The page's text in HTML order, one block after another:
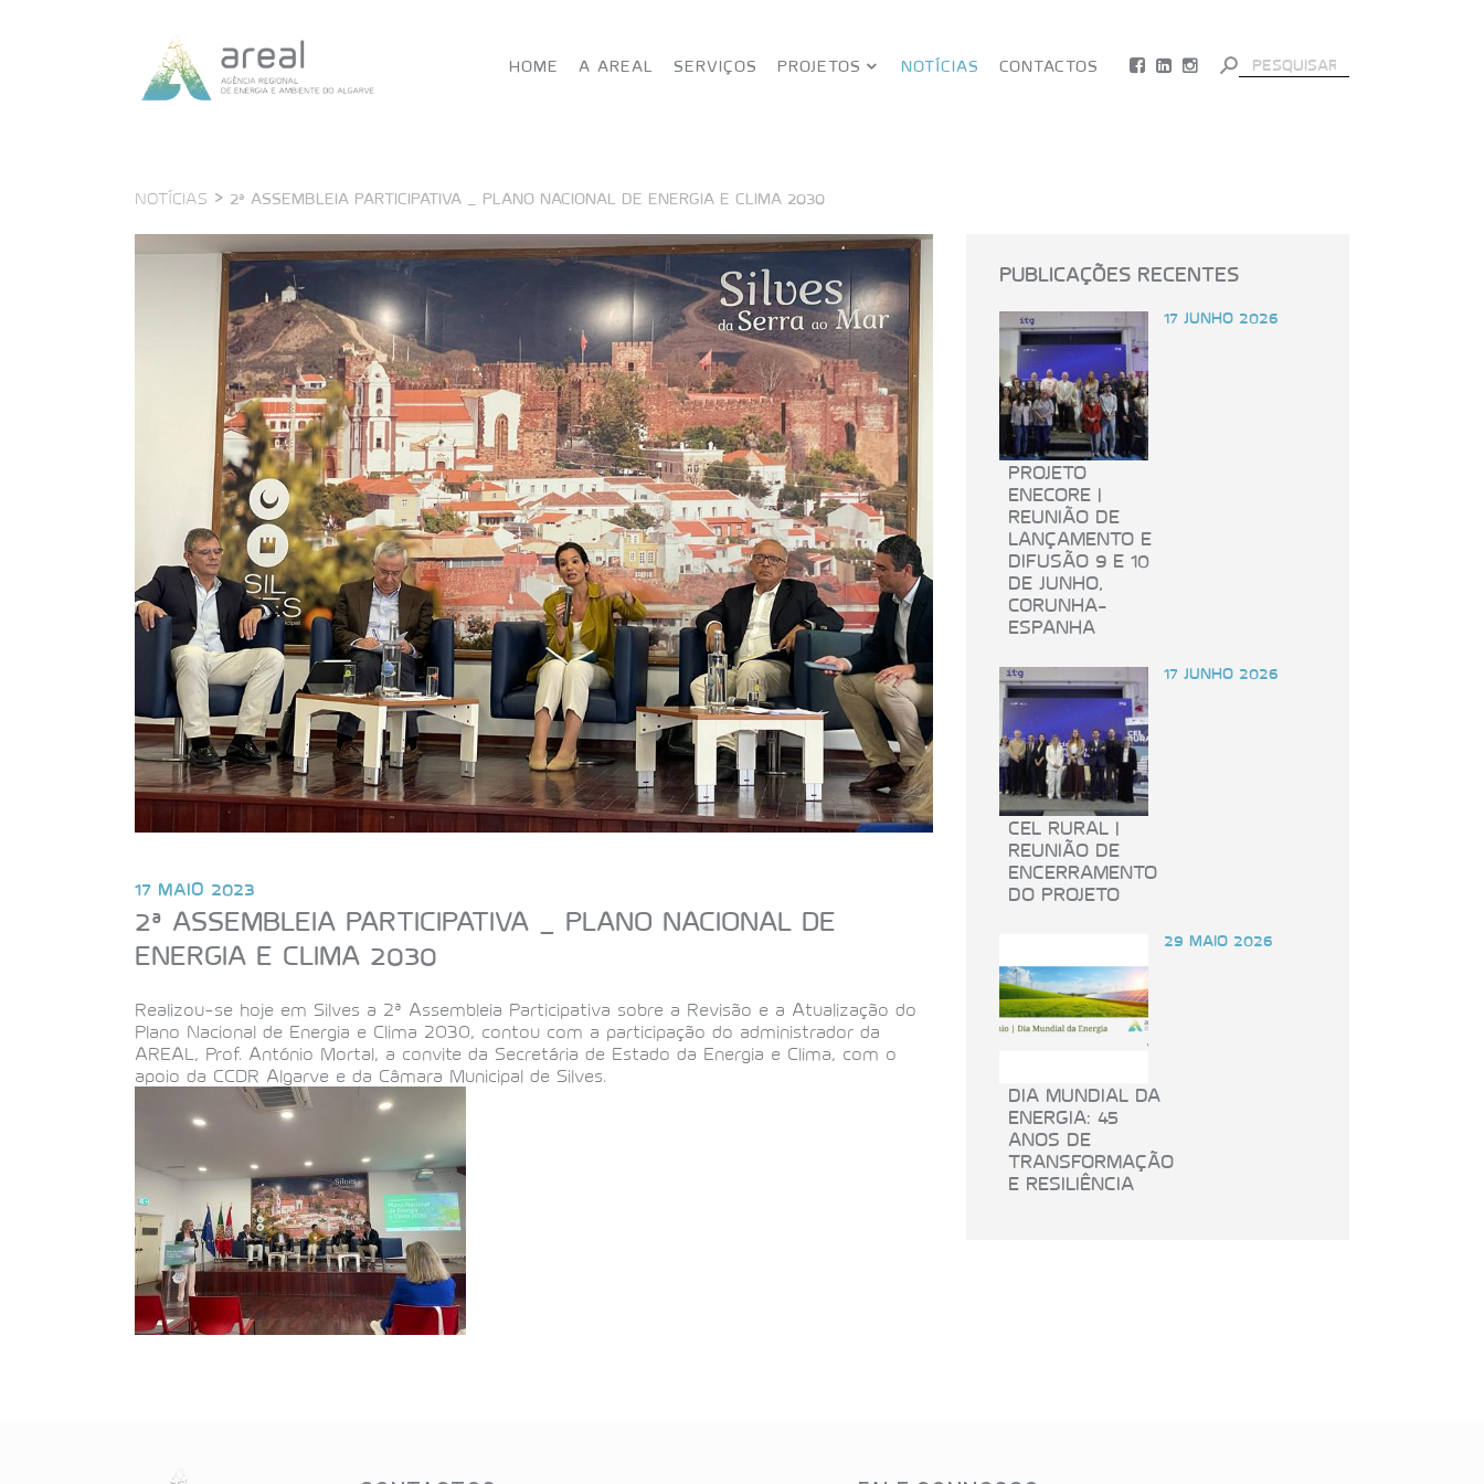
HOME A AREAL SERVIÇOS PROJETOS NOTÍCIAS CONTACTOS
Search
for:
Search Button
NOTÍCIAS > 2ª ASSEMBLEIA PARTICIPATIVA _ PLANO NACIONAL DE ENERGIA E CLIMA 2030
2ª ASSEMBLEIA PARTICIPATIVA _ PLANO NACIONAL DE
ENERGIA E CLIMA 2030
17 MAIO 2023
Realizou-se hoje em Silves a 2ª Assembleia Participativa sobre a Revisão e a Atualização do
Plano Nacional de Energia e Clima 2030, contou com a participação do administrador da
AREAL, Prof. António Mortal, a convite da Secretária de Estado da Energia e Clima, com o
apoio da CCDR Algarve e da Câmara Municipal de Silves.
PUBLICAÇÕES RECENTES
PROJETO
ENECORE |
REUNIÃO DE
LANÇAMENTO E
DIFUSÃO 9 E 10
DE JUNHO,
CORUNHA-
ESPANHA
17 JUNHO 2026
CEL RURAL |
REUNIÃO DE
ENCERRAMENTO
DO PROJETO
17 JUNHO 2026
DIA MUNDIAL DA
ENERGIA: 45
ANOS DE
TRANSFORMAÇÃO
E RESILIÊNCIA
29 MAIO 2026